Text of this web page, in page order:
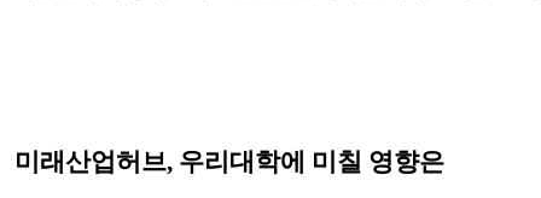
미래산업허브, 우리대학에 미칠 영향은